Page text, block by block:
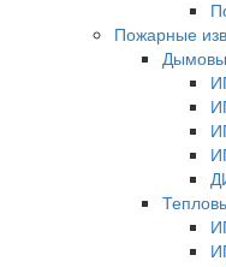
Пожарные